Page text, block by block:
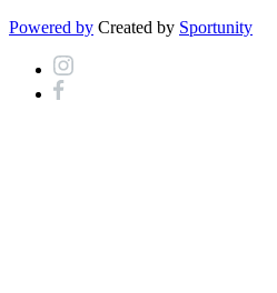
Powered by Created by Sportunity